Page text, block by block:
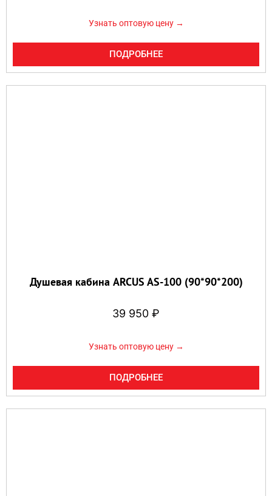
Узнать оптовую цену →
ПОДРОБНЕЕ
Душевая кабина ARCUS AS-100 (90*90*200)
39 950 ₽
Узнать оптовую цену →
ПОДРОБНЕЕ